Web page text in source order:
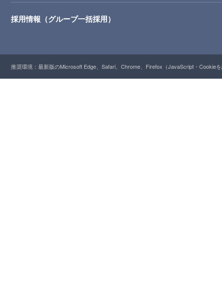
採用情報（グループ一括採用）
推奨環境：最新版のMicrosoft Edge、Safari、Chrome、Firefox（JavaScript・Cookie